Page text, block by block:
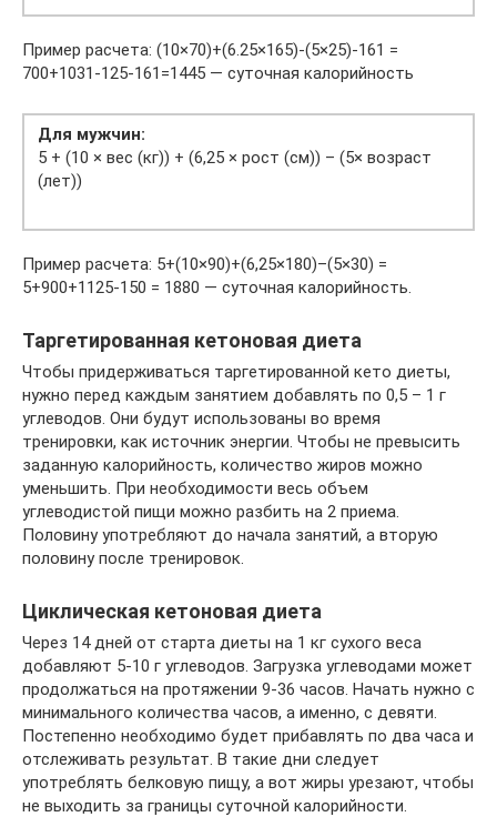
Пример расчета: (10×70)+(6.25×165)-(5×25)-161 =
700+1031-125-161=1445 — суточная калорийность
Для мужчин:
5 + (10 × вес (кг)) + (6,25 × рост (см)) – (5× возраст
(лет))
Пример расчета: 5+(10×90)+(6,25×180)–(5×30) =
5+900+1125-150 = 1880 — суточная калорийность.
Таргетированная кетоновая диета
Чтобы придерживаться таргетированной кето диеты,
нужно перед каждым занятием добавлять по 0,5 – 1 г
углеводов. Они будут использованы во время
тренировки, как источник энергии. Чтобы не превысить
заданную калорийность, количество жиров можно
уменьшить. При необходимости весь объем
углеводистой пищи можно разбить на 2 приема.
Половину употребляют до начала занятий, а вторую
половину после тренировок.
Циклическая кетоновая диета
Через 14 дней от старта диеты на 1 кг сухого веса
добавляют 5-10 г углеводов. Загрузка углеводами может
продолжаться на протяжении 9-36 часов. Начать нужно с
минимального количества часов, а именно, с девяти.
Постепенно необходимо будет прибавлять по два часа и
отслеживать результат. В такие дни следует
употреблять белковую пищу, а вот жиры урезают, чтобы
не выходить за границы суточной калорийности.